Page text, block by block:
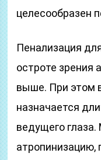
целесообразен
Пенализация
остроте зрения
выше. При этом
назначается
ведущего
атропинизацию,